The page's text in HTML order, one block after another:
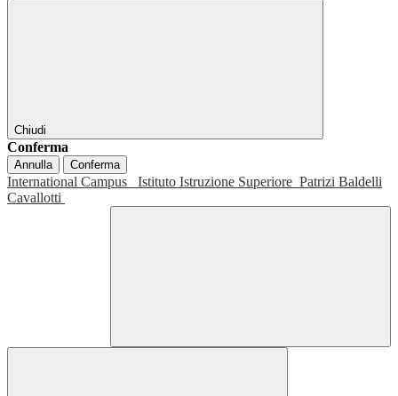
Chiudi
Conferma
Annulla Conferma
International Campus Istituto Istruzione Superiore Patrizi Baldelli
Cavallotti